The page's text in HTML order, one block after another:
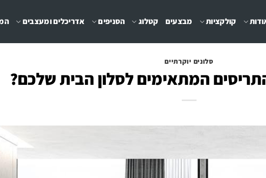
קולקציות מבצעים קטלוג הסניפים אדריכלים ומעצבים
סלונים יוקרתיים
המתאימים לסלון הבית שלכם?